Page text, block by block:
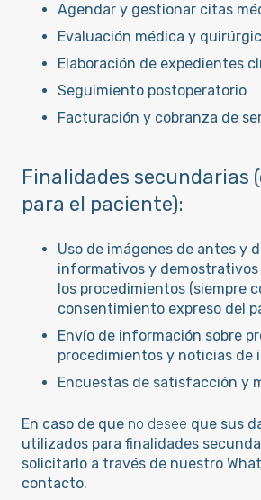
Agendar y gestionar citas
Evaluación médica y
Elaboración de expedientes
Seguimiento postoperatorio
Facturación y cobranza de
Finalidades secundarias
para el paciente):
Uso de imágenes de antes y
informativos y demostrativos
los procedimientos (siempre
consentimiento expreso del
Envío de información sobre
procedimientos y noticias de
Encuestas de satisfacción y
En caso de que no desee que sus
utilizados para finalidades
solicitarlo a través de nuestro
contacto.